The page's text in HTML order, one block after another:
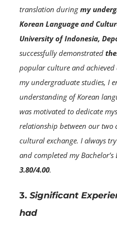
translation duringmy
Korean Language and
University of Indonesia,
successfully demonstrated
popular culture and
my undergraduate studies, I
understanding of Korean
was motivated to dedicate
relationship between our two
cultural exchange. I always
and completed my Bachelor’s
3.80/4.00.
3. Significant
had